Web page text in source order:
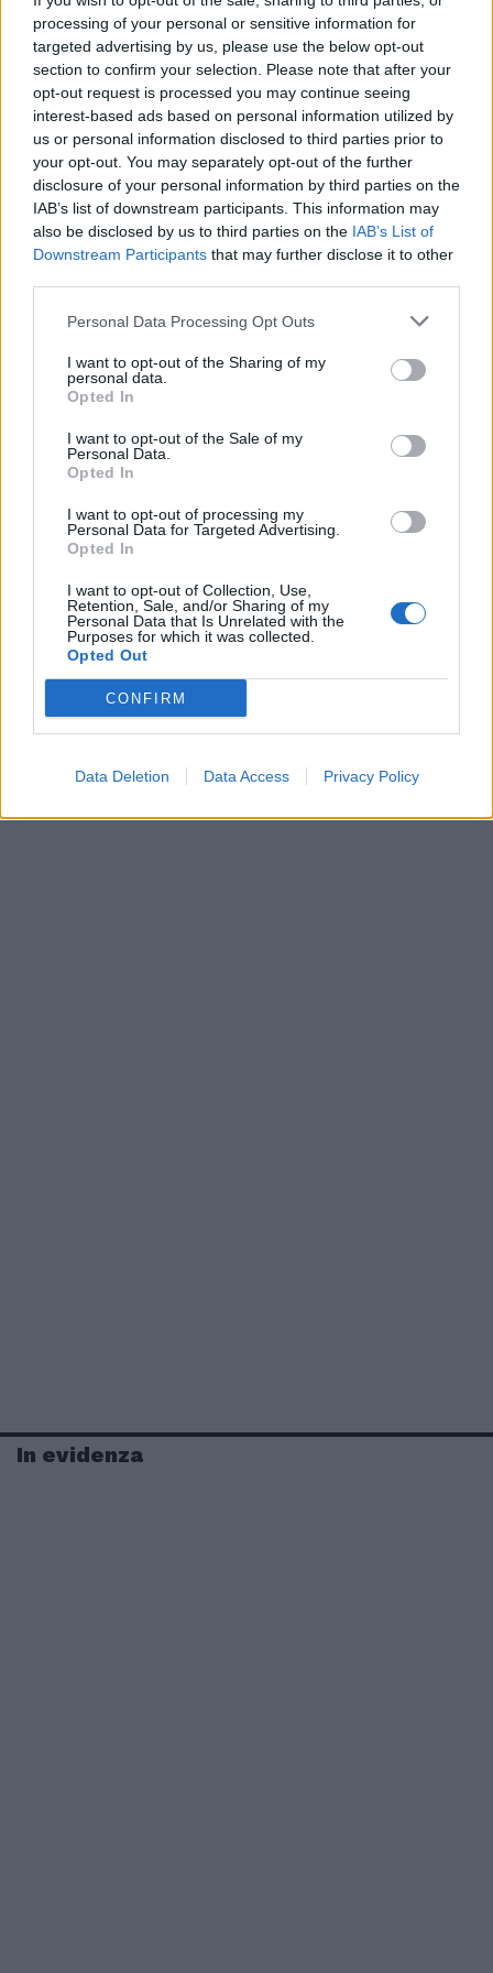
processing of your personal or sensitive information for
targeted advertising by us, please use the below opt-out
section to confirm your selection. Please note that after your
opt-out request is processed you may continue seeing
interest-based ads based on personal information utilized by
us or personal information disclosed to third parties prior to
your opt-out. You may separately opt-out of the further
disclosure of your personal information by third parties on the
IAB’s list of downstream participants. This information may
also be disclosed by us to third parties on the IAB’s List of
Downstream Participants that may further disclose it to other
Personal Data Processing Opt Outs
I want to opt-out of the Sharing of my
personal data.
Opted In
I want to opt-out of the Sale of my
Personal Data.
Opted In
I want to opt-out of processing my
Personal Data for Targeted Advertising.
Opted In
I want to opt-out of Collection, Use,
Retention, Sale, and/or Sharing of my
Personal Data that Is Unrelated with the
Purposes for which it was collected.
Opted Out
CONFIRM
Data Deletion Data Access Privacy Policy
In evidenza